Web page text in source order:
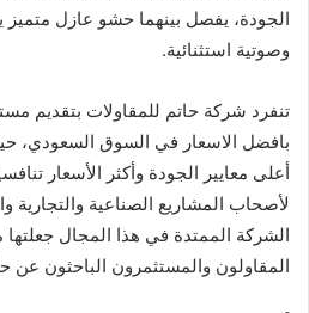
الجودة، يفصل بينهما حشو عازل
وصوتية استثنائية.
تنفرد شركة حاتم للمقاولات بتقديم
بافضل الاسعار في السوق السعودي،
أعلى معايير الجودة وأكثر الأسعار
لأصحاب المشاريع الصناعية
الشركة الممتدة في هذا المجال جعلتها
المقاولون والمستثمرون الباحثون عن